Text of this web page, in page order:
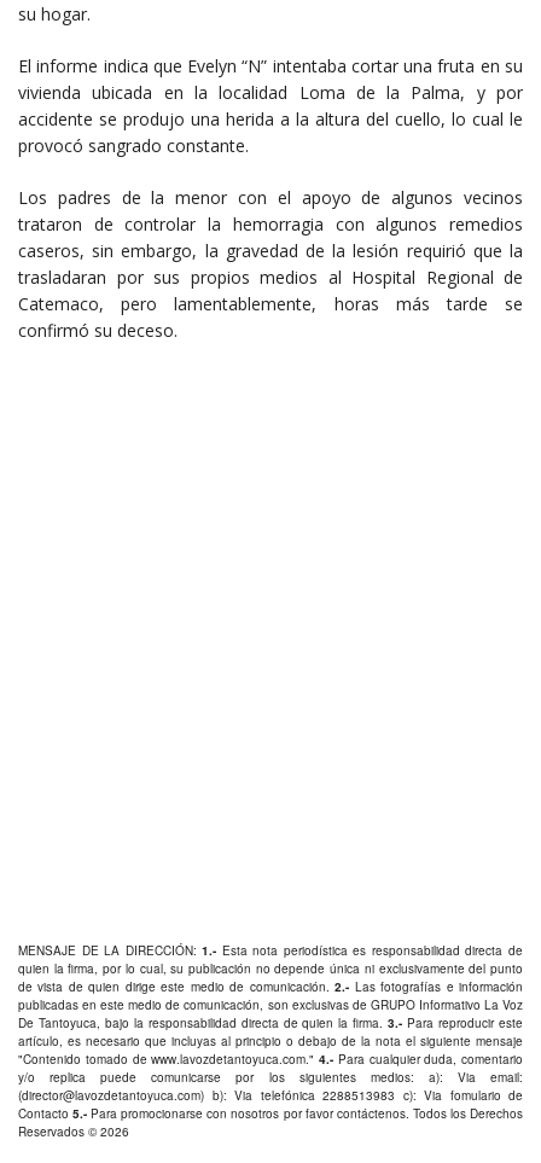
su hogar.
El informe indica que Evelyn “N” intentaba cortar una fruta en su
vivienda ubicada en la localidad Loma de la Palma, y por
accidente se produjo una herida a la altura del cuello, lo cual le
provocó sangrado constante.
Los padres de la menor con el apoyo de algunos vecinos
trataron de controlar la hemorragia con algunos remedios
caseros, sin embargo, la gravedad de la lesión requirió que la
trasladaran por sus propios medios al Hospital Regional de
Catemaco, pero lamentablemente, horas más tarde se
confirmó su deceso.
MENSAJE DE LA DIRECCIÓN:1.- Esta nota periodística es responsabilidad directa de
quien la firma, por lo cual, su publicación no depende única ni exclusivamente del punto
de vista de quien dirige este medio de comunicación.2.- Las fotografías e información
publicadas en este medio de comunicación, son exclusivas de GRUPO Informativo La Voz
De Tantoyuca, bajo la responsabilidad directa de quien la firma.3.- Para reproducir este
artículo, es necesario que incluyas al principio o debajo de la nota el siguiente mensaje
"Contenido tomado dewww.lavozdetantoyuca.com ." 4.- Para cualquier duda, comentario
y/o replica puede comunicarse por los siguientes medios: a): Via email:
(director@lavozdetantoyuca.com) b): Via telefónica 2288513983 c): Via fomulario de
Contacto 5.- Para promocionarse con nosotros por favorcontáctenos. Todos los Derechos
Reservados © 2026